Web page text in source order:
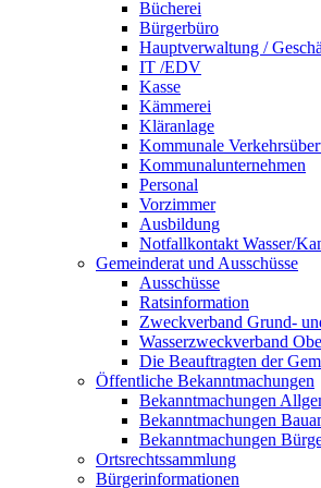
Bücherei
Bürgerbüro
Hauptverwaltung /
IT /EDV
Kasse
Kämmerei
Kläranlage
Kommunale
Kommunalunternehmen
Personal
Vorzimmer
Ausbildung
Notfallkontakt Wasser/
Gemeinderat und Ausschüsse
Ausschüsse
Ratsinformation
Zweckverband Grund-
Wasserzweckverband
Die Beauftragten der
Öffentliche Bekanntmachungen
Bekanntmachungen
Bekanntmachungen
Bekanntmachungen
Ortsrechtssammlung
Bürgerinformationen